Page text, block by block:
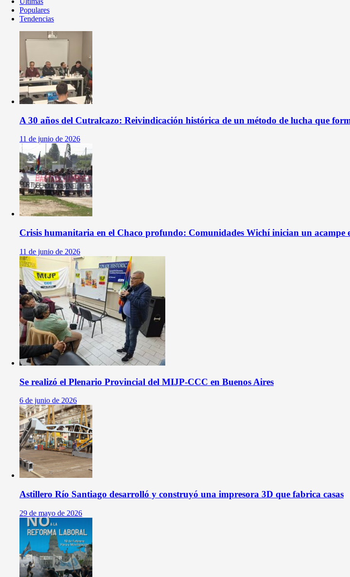
Populares
Tendencias
A 30 años del Cutralcazo: Reivindicación histórica de un método de lucha que
11 de junio de 2026
Crisis humanitaria en el Chaco profundo: Comunidades Wichí inician un acampe
11 de junio de 2026
Se realizó el Plenario Provincial del MIJP-CCC en Buenos Aires
6 de junio de 2026
Astillero Río Santiago desarrolló y construyó una impresora 3D que fabrica casas
29 de mayo de 2026